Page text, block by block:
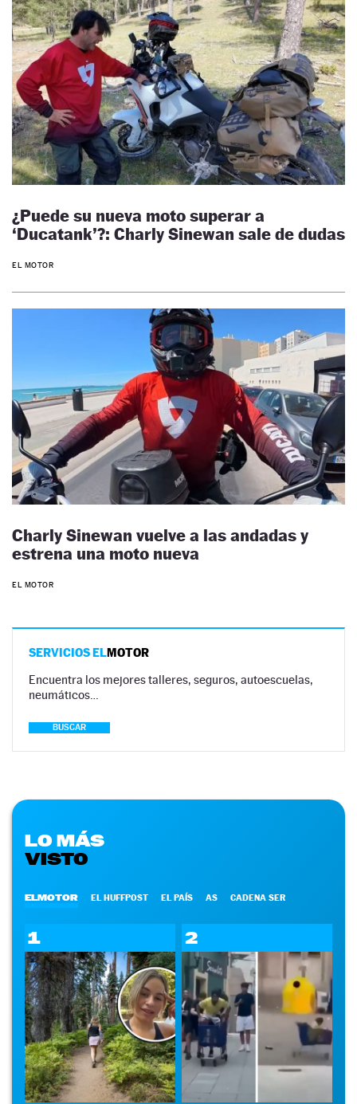
¿Puede su nueva moto superar a
‘Ducatank’?: Charly Sinewan sale de dudas
EL MOTOR
Charly Sinewan vuelve a las andadas y
estrena una moto nueva
EL MOTOR
SERVICIOS ELMOTOR
Encuentra los mejores talleres, seguros, autoescuelas,
neumáticos…
BUSCAR
LO MÁS
VISTO
ELMOTOR EL HUFFPOST EL PAÍS AS CADENA SER
1 2